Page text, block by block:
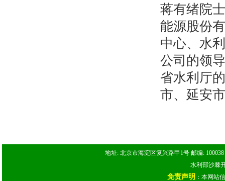
蒋有绪院
能源股份
中心、水
公司的领
省水利厅
市、延安
地址: 北京市海淀区复兴路甲1号 邮编:
水利部沙棘
免责声明 ：本网站